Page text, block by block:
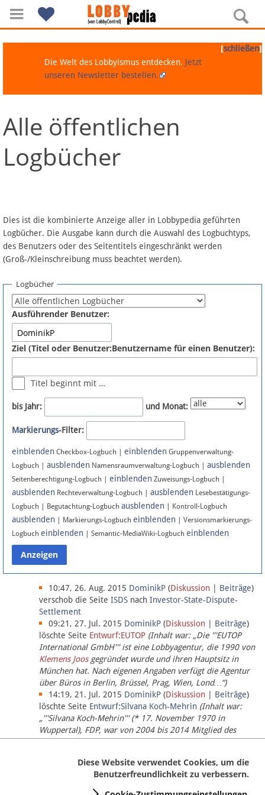
Navigation
Über Lobbypedia
Artikel nach Kategorien
FAQ
Fördermitglied werden
Fehler melden
Newsletter
Bluesky
Facebook
Instagram
Anmelden
Datenschutz
Über Lobbypedia
Impressum
[schließen]
Die Welt des Lobbyismus entdecken. Jetzt
unseren Newsletter bestellen.
Alle öffentlichen
Logbücher
Dies ist die kombinierte Anzeige aller in Lobbypedia geführten
Logbücher. Die Ausgabe kann durch die Auswahl des Logbuchtyps,
des Benutzers oder des Seitentitels eingeschränkt werden
(Groß-/Kleinschreibung muss beachtet werden).
Logbücher
Ausführender Benutzer:
Ziel (Titel oder Benutzer:Benutzername für einen Benutzer):
Titel beginnt mit …
bis Jahr: und Monat:
Markierungs-Filter:
einblenden Checkbox-Logbuch | einblenden Gruppenverwaltung-
Logbuch | ausblenden Namensraumverwaltung-Logbuch | ausblenden
Seitenberechtigung-Logbuch | einblenden Zuweisungs-Logbuch |
ausblenden Rechteverwaltung-Logbuch | ausblenden Lesebestätigungs-
Logbuch | Begutachtung-Logbuch ausblenden | Kontroll-Logbuch
ausblenden | Markierungs-Logbuch einblenden | Versionsmarkierungs-
Logbuch einblenden | Semantic-MediaWiki-Logbuch einblenden
10:47, 26. Aug. 2015 DominikP (Diskussion Beiträge)
verschob die Seite ISDS nach Investor-State-Dispute-
Settlement
09:21, 27. Jul. 2015 DominikP (Diskussion Beiträge)
löschte Seite Entwurf:EUTOP (Inhalt war: „Die '''EUTOP
International GmbH''' ist eine Lobbyagentur, die 1990 von
Klemens Joosgegründet wurde und ihren Hauptsitz in
München hat. Nach eigenen Angaben verfügt die Agentur
über Büros in Berlin, Brüssel, Prag, Wien, Lond…“)
14:19, 21. Jul. 2015 DominikP (Diskussion Beiträge)
löschte Seite Entwurf:Silvana Koch-Mehrin (Inhalt war:
„'''Silvana Koch-Mehrin''' (* 17. November 1970 in
Wuppertal), FDP, war von 2004 bis 2014 Mitglied des
Europäischen Parlaments, seit November 2014 ist sie für
Diese Website verwendet Cookies, um die
Benutzerfreundlichkeit zu verbessern.